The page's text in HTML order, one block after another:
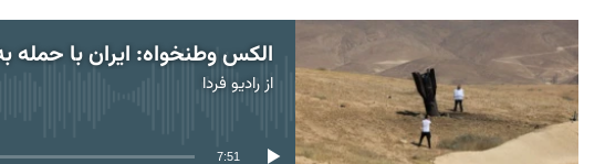
ازرادیو فردا
No media source currently available
7:51